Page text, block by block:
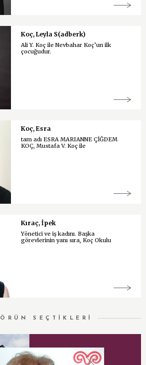
Koç, Leyla S(adberk)
Ali Y. Koç ile Nevbahar Koç’un ilk
çocuğudur.
Koç, Esra
tam adı ESRA MARIANNE ÇİĞDEM
KOÇ, Mustafa V. Koç ile
Kıraç, İpek
Yönetici ve iş kadını. Başka
görevlerinin yanı sıra, Koç Okulu
SEÇTİKLERİ
Vehbi Koç Vakfı